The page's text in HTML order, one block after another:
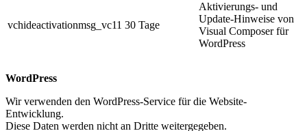
vchideactivationmsg_vc11 30 Tage
Aktivierungs- und
Update-Hinweise von
Visual Composer für
WordPress
WordPress
Wir verwenden den WordPress-Service für die Website-
Entwicklung.
Diese Daten werden nicht an Dritte weitergegeben.